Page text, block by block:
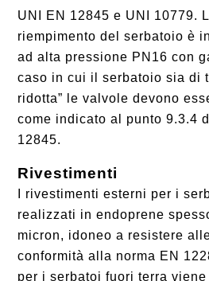
UNI EN 12845 e UNI 10779.
riempimento del serbatoio è
ad alta pressione PN16 con
caso in cui il serbatoio sia di
ridotta” le valvole devono
come indicato al punto 9.3.4
12845.
Rivestimenti
I rivestimenti esterni per i
realizzati in endoprene
micron, idoneo a resistere
conformità alla norma EN
per i serbatoi fuori terra